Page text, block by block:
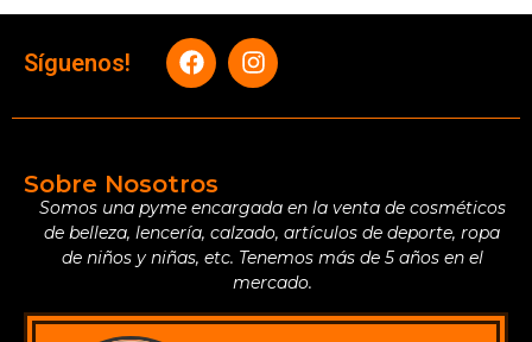
Síguenos!
Sobre Nosotros
Somos una pyme encargada en la venta de cosméticos
de belleza, lencería, calzado, artículos de deporte, ropa
de niños y niñas, etc. Tenemos más de 5 años en el
mercado.